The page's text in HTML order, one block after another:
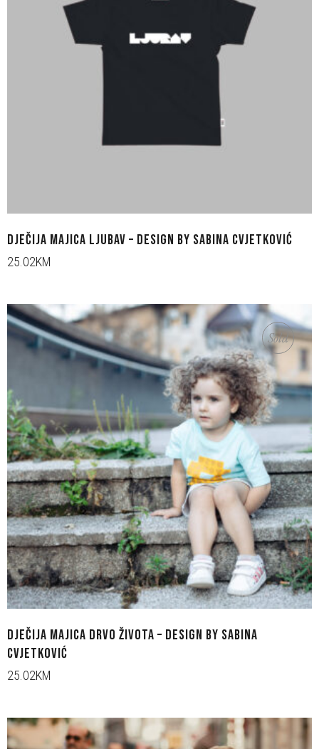
DJEČIJA MAJICA LJUBAV – DESIGN BY SABINA CVJETKOVIĆ
25.02KM
Sold
DJEČIJA MAJICA DRVO ŽIVOTA – DESIGN BY SABINA
CVJETKOVIĆ
25.02KM